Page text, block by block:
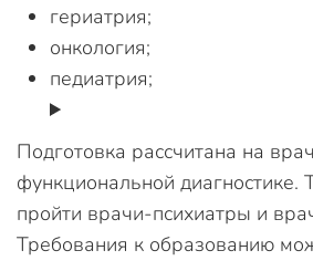
гериатрия;
онкология;
педиатрия;
Подготовка рассчитана на
функциональной диагностике.
пройти врачи-психиатры и
Требования к образованию